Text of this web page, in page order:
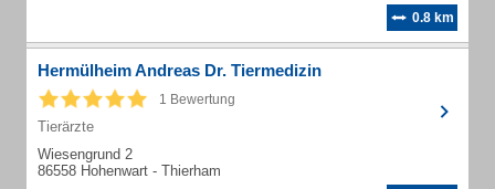
0.8 km
Hermülheim Andreas Dr. Tiermedizin
1 Bewertung
Tierärzte
Wiesengrund 2
86558 Hohenwart - Thierham